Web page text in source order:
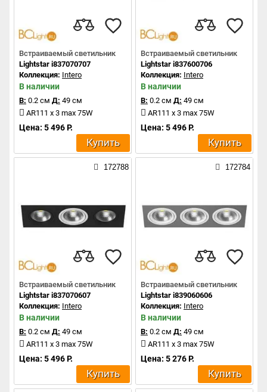
Встраиваемый светильник
Lightstar i837070707
Коллекция: Intero
В наличии
В: 0.2 см Д: 49 см
AR111 x 3 max 75W
Цена: 5 496 Р.
Купить
Встраиваемый светильник
Lightstar i837600706
Коллекция: Intero
В наличии
В: 0.2 см Д: 49 см
AR111 x 3 max 75W
Цена: 5 496 Р.
Купить
172788
Встраиваемый светильник
Lightstar i837070607
Коллекция: Intero
В наличии
В: 0.2 см Д: 49 см
AR111 x 3 max 75W
Цена: 5 496 Р.
Купить
172784
Встраиваемый светильник
Lightstar i839060606
Коллекция: Intero
В наличии
В: 0.2 см Д: 49 см
AR111 x 3 max 75W
Цена: 5 276 Р.
Купить